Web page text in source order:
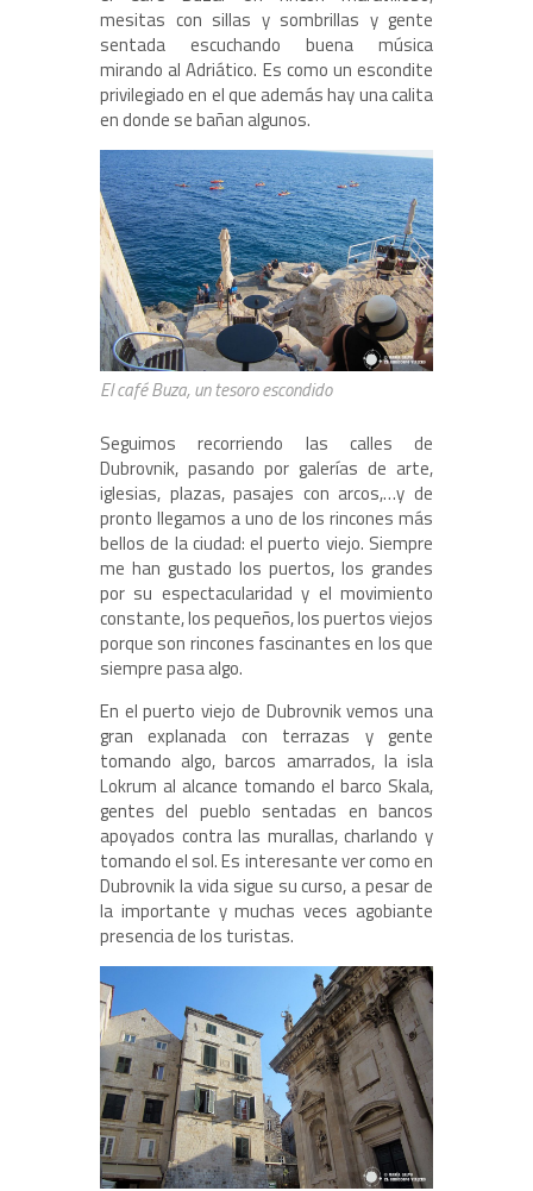
mesitas con sillas y sombrillas y gente
sentada escuchando buena música
mirando al Adriático. Es como un escondite
privilegiado en el que además hay una calita
en donde se bañan algunos.
El café Buza, un tesoro escondido
Seguimos recorriendo las calles de
Dubrovnik, pasando por galerías de arte,
iglesias, plazas, pasajes con arcos,…y de
pronto llegamos a uno de los rincones más
bellos de la ciudad: el puerto viejo. Siempre
me han gustado los puertos, los grandes
por su espectacularidad y el movimiento
constante, los pequeños, los puertos viejos
porque son rincones fascinantes en los que
siempre pasa algo.
En el puerto viejo de Dubrovnik vemos una
gran explanada con terrazas y gente
tomando algo, barcos amarrados, la isla
Lokrum al alcance tomando el barco Skala,
gentes del pueblo sentadas en bancos
apoyados contra las murallas, charlando y
tomando el sol. Es interesante ver como en
Dubrovnik la vida sigue su curso, a pesar de
la importante y muchas veces agobiante
presencia de los turistas.